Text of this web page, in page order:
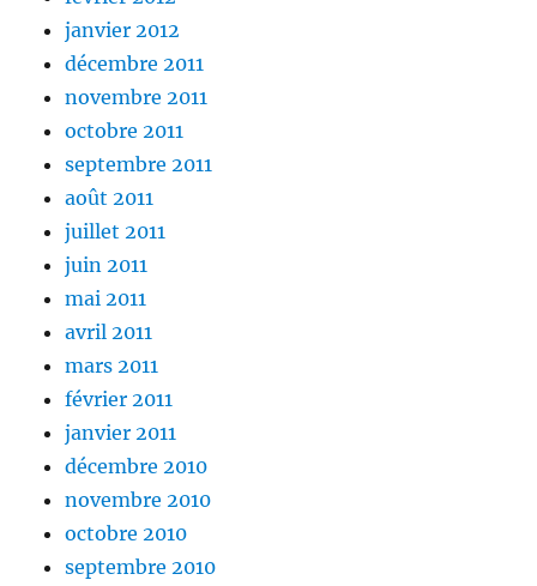
janvier 2012
décembre 2011
novembre 2011
octobre 2011
septembre 2011
août 2011
juillet 2011
juin 2011
mai 2011
avril 2011
mars 2011
février 2011
janvier 2011
décembre 2010
novembre 2010
octobre 2010
septembre 2010